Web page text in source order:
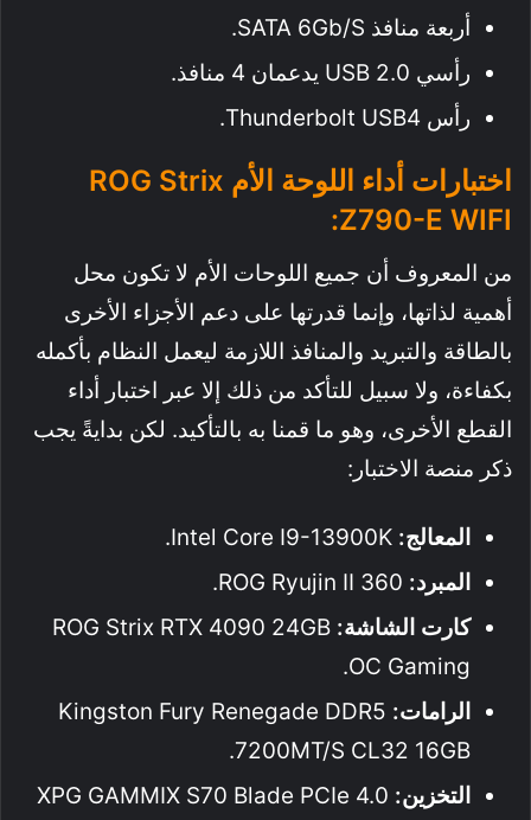
أربعة منافذ SATA 6Gb/s.
رأسي USB 2.0 يدعمان 4 منافذ.
رأس Thunderbolt USB4.
اختبارات أداء اللوحة الأم ROG Strix
Z790-E WIFI:
من المعروف أن جميع اللوحات الأم لا تكون محل
أهمية لذاتها، وإنما قدرتها على دعم الأجزاء الأخرى
بالطاقة والتبريد والمنافذ اللازمة ليعمل النظام بأكمله
بكفاءة، ولا سبيل للتأكد من ذلك إلا عبر اختبار أداء
القطع الأخرى، وهو ما قمنا به بالتأكيد. لكن بدايةً يجب
ذكر منصة الاختبار:
المعالج:
المبرد:
كارت الشاشة: ROG Strix RTX 4090 24GB
OC Gaming.
الرامات: Kingston Fury Renegade DDR5
7200MT/s CL32 16GB.
التخزين: XPG GAMMIX S70 Blade PCIe 4.0